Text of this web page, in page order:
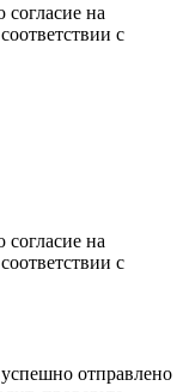
согласие на
с
согласие на
с
отправлено